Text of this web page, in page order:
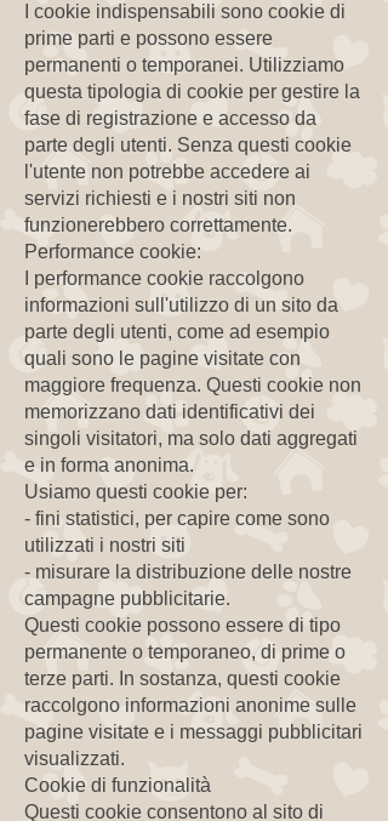
I cookie indispensabili sono cookie di
prime parti e possono essere
permanenti o temporanei. Utilizziamo
questa tipologia di cookie per gestire la
fase di registrazione e accesso da
parte degli utenti. Senza questi cookie
l'utente non potrebbe accedere ai
servizi richiesti e i nostri siti non
funzionerebbero correttamente.
Performance cookie:
I performance cookie raccolgono
informazioni sull'utilizzo di un sito da
parte degli utenti, come ad esempio
quali sono le pagine visitate con
maggiore frequenza. Questi cookie non
memorizzano dati identificativi dei
singoli visitatori, ma solo dati aggregati
e in forma anonima.
Usiamo questi cookie per:
- fini statistici, per capire come sono
utilizzati i nostri siti
- misurare la distribuzione delle nostre
campagne pubblicitarie.
Questi cookie possono essere di tipo
permanente o temporaneo, di prime o
terze parti. In sostanza, questi cookie
raccolgono informazioni anonime sulle
pagine visitate e i messaggi pubblicitari
visualizzati.
Cookie di funzionalità
Questi cookie consentono al sito di